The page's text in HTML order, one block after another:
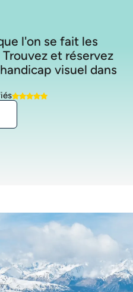
l'on se fait les
et réservez
visuel dans